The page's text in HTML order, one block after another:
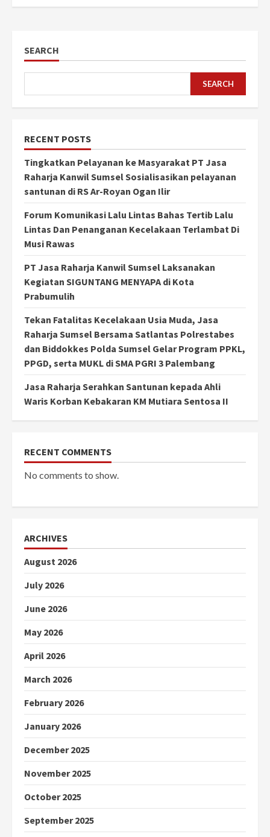
SEARCH
SEARCH
RECENT POSTS
Tingkatkan Pelayanan ke Masyarakat PT Jasa
Raharja Kanwil Sumsel Sosialisasikan pelayanan
santunan di RS Ar-Royan Ogan Ilir
Forum Komunikasi Lalu Lintas Bahas Tertib Lalu
Lintas Dan Penanganan Kecelakaan Terlambat Di
Musi Rawas
PT Jasa Raharja Kanwil Sumsel Laksanakan
Kegiatan SIGUNTANG MENYAPA di Kota
Prabumulih
Tekan Fatalitas Kecelakaan Usia Muda, Jasa
Raharja Sumsel Bersama Satlantas Polrestabes
dan Biddokkes Polda Sumsel Gelar Program PPKL,
PPGD, serta MUKL di SMA PGRI 3 Palembang
Jasa Raharja Serahkan Santunan kepada Ahli
Waris Korban Kebakaran KM Mutiara Sentosa II
RECENT COMMENTS
No comments to show.
ARCHIVES
August 2026
July 2026
June 2026
May 2026
April 2026
March 2026
February 2026
January 2026
December 2025
November 2025
October 2025
September 2025